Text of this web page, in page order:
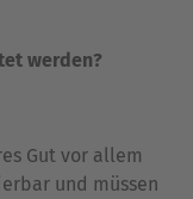
werden?
Gut vor allem
und müssen